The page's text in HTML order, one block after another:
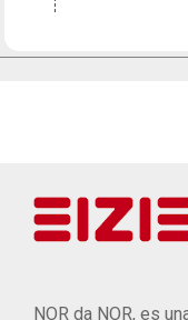
NOR da NOR, es